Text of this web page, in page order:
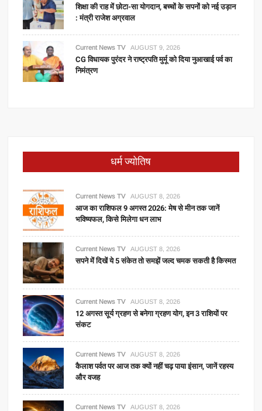
शिक्षा की राह में छोटा-सा योगदान, बच्चों के सपनों को नई उड़ान
: मंत्री राजेश अग्रवाल
Current News TV AUGUST 9, 2026
CG विधायक पुरंदर ने राष्ट्रपति मुर्मू को दिया नुआखाई पर्व का
निमंत्रण
धर्म ज्योतिष
Current News TV AUGUST 8, 2026
आज का राशिफल 9 अगस्त 2026: मेष से मीन तक जानें
भविष्यफल, किसे मिलेगा धन लाभ
Current News TV AUGUST 8, 2026
सपने में दिखें ये 5 संकेत तो समझें जल्द चमक सकती है किस्मत
Current News TV AUGUST 8, 2026
12 अगस्त सूर्य ग्रहण से बनेगा ग्रहण योग, इन 3 राशियों पर
संकट
Current News TV AUGUST 8, 2026
कैलाश पर्वत पर आज तक क्यों नहीं चढ़ पाया इंसान, जानें रहस्य
और वजह
Current News TV AUGUST 8, 2026